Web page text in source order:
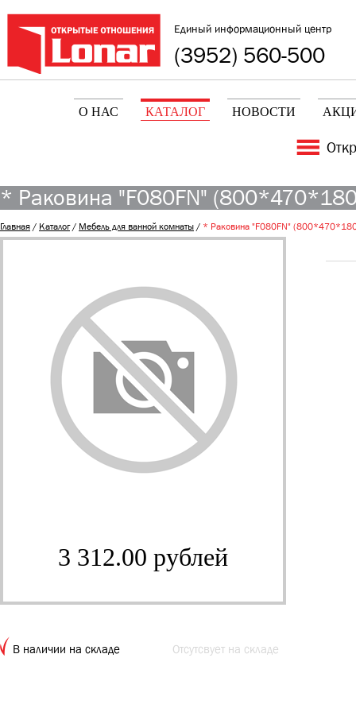
Единый информационный центр
(3952) 560-500
О НАС КАТАЛОГ НОВОСТИ
* Раковина "F080FN"
Главная/ Каталог/ Мебель для ванной комнаты/ * Раковина "F080FN"
3 312.00 рублей
В наличии на складе Отсутсвует на складе